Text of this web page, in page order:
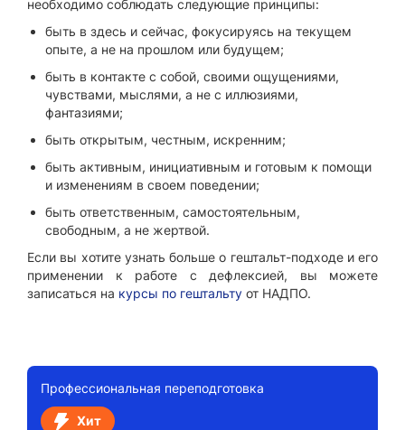
необходимо соблюдать следующие принципы:
быть в здесь и сейчас, фокусируясь на текущем
опыте, а не на прошлом или будущем;
быть в контакте с собой, своими ощущениями,
чувствами, мыслями, а не с иллюзиями,
фантазиями;
быть открытым, честным, искренним;
быть активным, инициативным и готовым к помощи
и изменениям в своем поведении;
быть ответственным, самостоятельным,
свободным, а не жертвой.
Если вы хотите узнать больше о гештальт-подходе и его
применении к работе с дефлексией, вы можете
записаться на курсы по гештальту от НАДПО.
Профессиональная переподготовка
Хит